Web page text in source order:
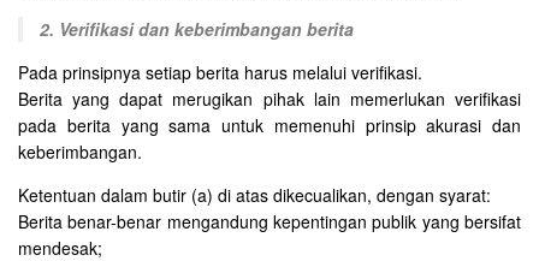
2. Verifikasi dan keberimbangan berita
Pada prinsipnya setiap berita harus melalui verifikasi.
Berita yang dapat merugikan pihak lain memerlukan verifikasi
pada berita yang sama untuk memenuhi prinsip akurasi dan
keberimbangan.
Ketentuan dalam butir (a) di atas dikecualikan, dengan syarat:
Berita benar-benar mengandung kepentingan publik yang bersifat
mendesak;